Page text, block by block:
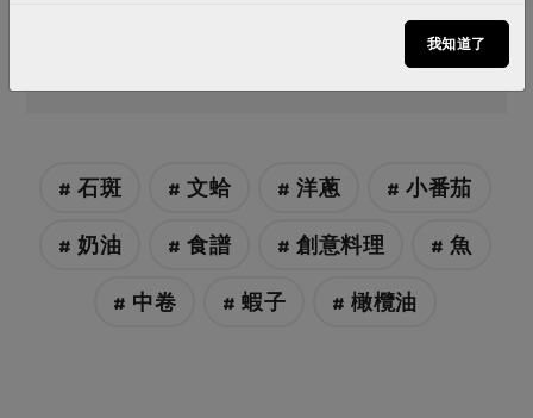
# 石斑 # 文蛤 # 洋蔥 # 小番茄
# 奶油 # 食譜 # 創意料理 # 魚
# 中卷 # 蝦子 # 橄欖油
我知道了